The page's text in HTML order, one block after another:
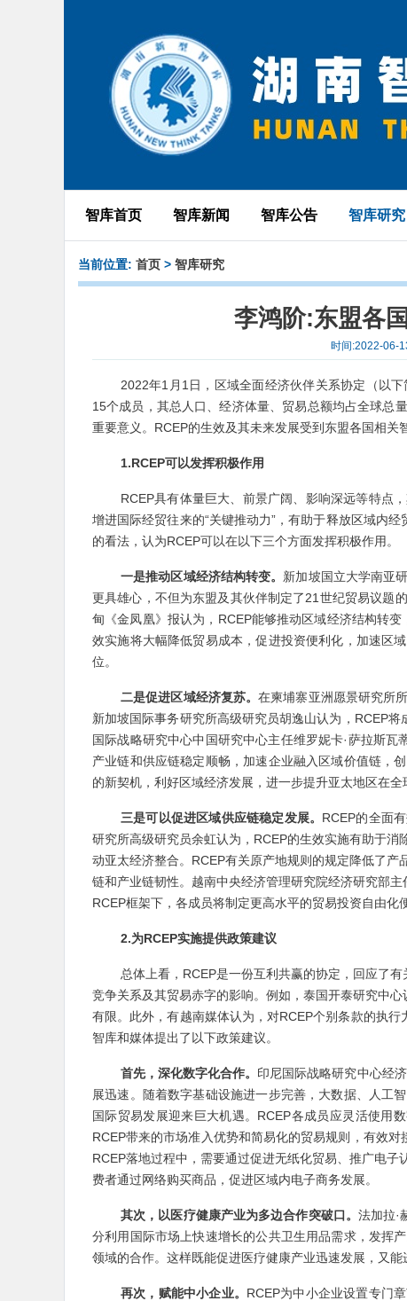
智库首页 智库新闻 智库公告 智库研究
当前位置: 首页 > 智库研究
李鸿阶:东盟各
时间:2022-06-
2022年1月1日，区域全面经济伙伴关系协定（以
15个成员，其总人口、经济体量、贸易总额均占全球总
重要意义。RCEP的生效及其未来发展受到东盟各国相关
1.RCEP可以发挥积极作用
RCEP具有体量巨大、前景广阔、影响深远等特点
增进国际经贸往来的“关键推动力”，有助于释放区域内
的看法，认为RCEP可以在以下三个方面发挥积极作用。
一是推动区域经济结构转变。 新加坡国立大学南亚
更具雄心，不但为东盟及其伙伴制定了21世纪贸易议题
甸《金凤凰》报认为，RCEP能够推动区域经济结构转
效实施将大幅降低贸易成本，促进投资便利化，加速区
位。
二是促进区域经济复苏。在柬埔寨亚洲愿景研究所
新加坡国际事务研究所高级研究员胡逸山认为，RCEP
国际战略研究中心中国研究中心主任维罗妮卡·萨拉斯
产业链和供应链稳定顺畅，加速企业融入区域价值链，
的新契机，利好区域经济发展，进一步提升亚太地区在全
三是可以促进区域供应链稳定发展。 RCEP的全面
研究所高级研究员余虹认为，RCEP的生效实施有助于
动亚太经济整合。RCEP有关原产地规则的规定降低了
链和产业链韧性。越南中央经济管理研究院经济研究部
RCEP框架下，各成员将制定更高水平的贸易投资自由化
2.为RCEP实施提供政策建议
总体上看，RCEP是一份互利共赢的协定，回应了
竞争关系及其贸易赤字的影响。例如，泰国开泰研究中
有限。此外，有越南媒体认为，对RCEP个别条款的执
智库和媒体提出了以下政策建议。
首先，深化数字化合作。 印尼国际战略研究中心经
展迅速。随着数字基础设施进一步完善，大数据、人工
国际贸易发展迎来巨大机遇。RCEP各成员应灵活使用
RCEP带来的市场准入优势和简易化的贸易规则，有效
RCEP落地过程中，需要通过促进无纸化贸易、推广电
费者通过网络购买商品，促进区域内电子商务发展。
其次，以医疗健康产业为多边合作突破口。 法加拉·
分利用国际市场上快速增长的公共卫生用品需求，发挥
领域的合作。这样既能促进医疗健康产业迅速发展，又能
再次，赋能中小企业。 RCEP为中小企业设置专门